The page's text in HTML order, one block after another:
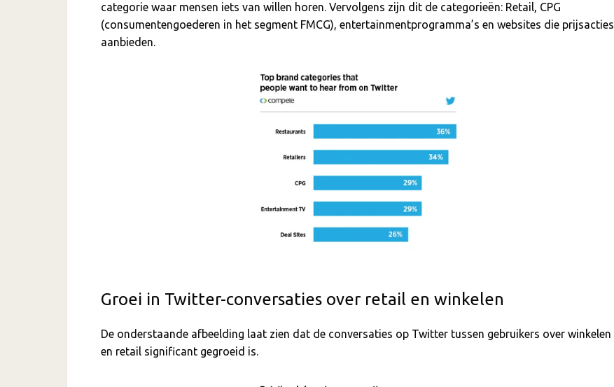
categorie waar mensen iets van willen horen. Vervolgens zijn dit de categorieën: Retail, CPG
(consumentengoederen in het segment FMCG), entertainmentprogramma’s en websites die prijsacties
aanbieden.
Groei in Twitter-conversaties over retail en winkelen
De onderstaande afbeelding laat zien dat de conversaties op Twitter tussen gebruikers over winkelen
en retail significant gegroeid is.